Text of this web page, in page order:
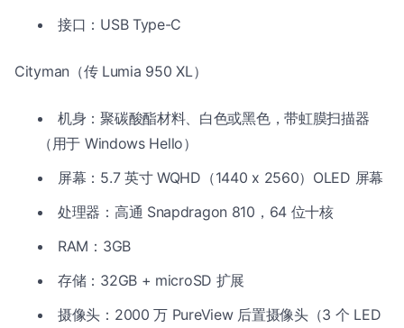
接口：USB Type-C
Cityman（传 Lumia 950 XL）
机身：聚碳酸酯材料、白色或黑色，带虹膜扫描器
（用于 Windows Hello）
屏幕：5.7 英寸 WQHD（1440 x 2560）OLED 屏幕
处理器：高通 Snapdragon 810，64 位十核
RAM：3GB
存储：32GB + microSD 扩展
摄像头：2000 万 PureView 后置摄像头（3 个 LED